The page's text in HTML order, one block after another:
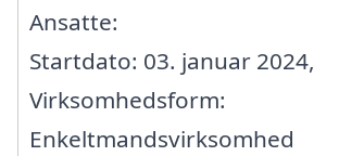
Ansatte:
Startdato: 03. januar 2024,
Virksomhedsform:
Enkeltmandsvirksomhed